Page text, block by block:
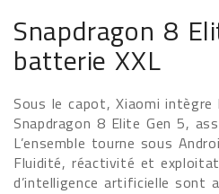
Snapdragon 8
batterie XXL
Sous le capot, Xiaomi
Snapdragon 8 Elite Gen 5,
L’ensemble tourne sous
Fluidité, réactivité et
d’intelligence artificielle sont